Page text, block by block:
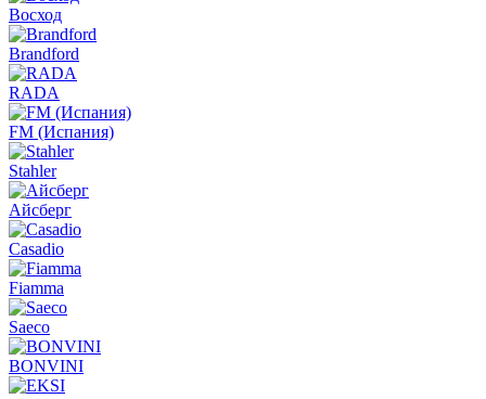
Восход
Brandford
RADA
FM (Испания)
Stahler
Айсберг
Casadio
Fiamma
Saeco
BONVINI